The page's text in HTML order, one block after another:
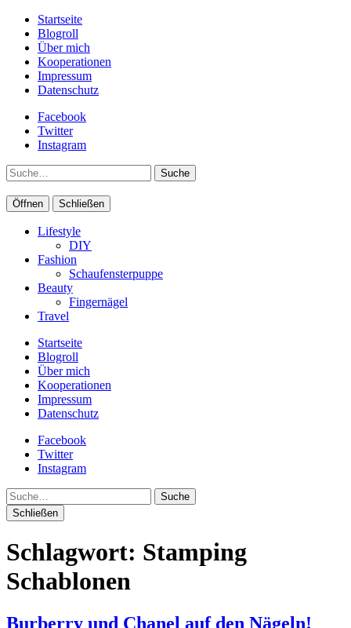
Startseite
Blogroll
Über mich
Kooperationen
Impressum
Datenschutz
Facebook
Twitter
Instagram
Suche
Öffnen Schließen
Lifestyle
DIY
Fashion
Schaufensterpuppe
Beauty
Fingernägel
Travel
Startseite
Blogroll
Über mich
Kooperationen
Impressum
Datenschutz
Facebook
Twitter
Instagram
Suche
Schließen
Schlagwort: Stamping
Schablonen
Burberry und Chanel auf den Nägeln!